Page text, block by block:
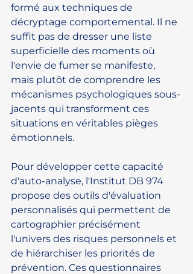
formé aux techniques de
décryptage comportemental. Il ne
suffit pas de dresser une liste
superficielle des moments où
l'envie de fumer se manifeste,
mais plutôt de comprendre les
mécanismes psychologiques sous-
jacents qui transforment ces
situations en véritables pièges
émotionnels.
Pour développer cette capacité
d'auto-analyse, l'Institut DB 974
propose des outils d'évaluation
personnalisés qui permettent de
cartographier précisément
l'univers des risques personnels et
de hiérarchiser les priorités de
prévention. Ces questionnaires